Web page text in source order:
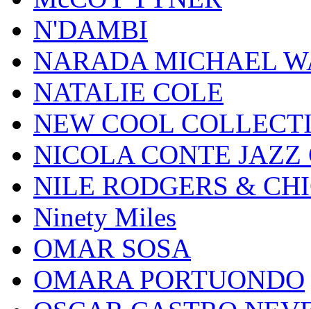
N'DAMBI
NARADA MICHAEL
NATALIE COLE
NEW COOL
NICOLA CONTE JAZZ
NILE RODGERS &
Ninety Miles
OMAR SOSA
OMARA PORTUONDO